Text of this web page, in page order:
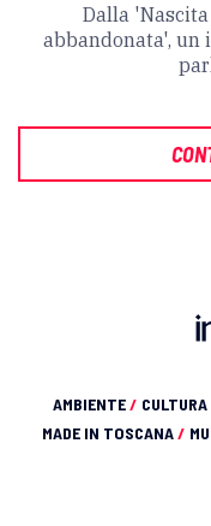
Dalla
abbandonata',
AMBIENTE/ CULTURA
MADE IN TOSCANA/